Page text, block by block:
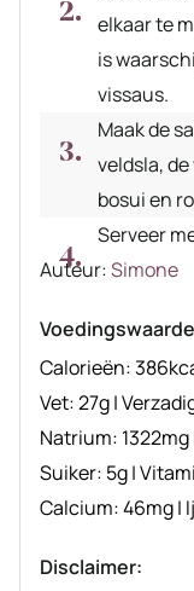
elkaar te
is
vissaus.
Maak de
veldsla,
bosui en
Serveer
Auteur
Auteur:Simone
Calorieën:386
Vet:27g|
Natrium: 1322mg
Suiker: 5g|
Calcium:46mg|
Disclaimer: